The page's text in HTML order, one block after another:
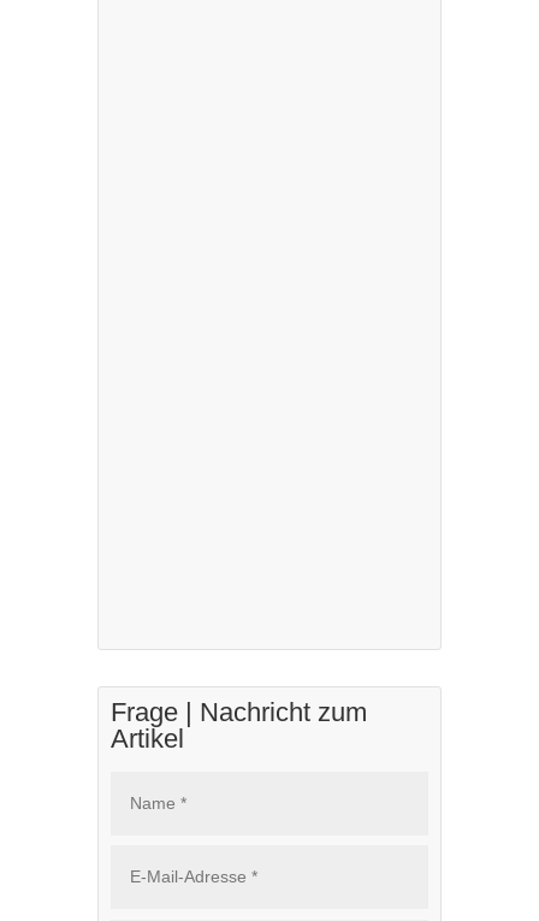
Frage | Nachricht zum
Artikel